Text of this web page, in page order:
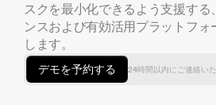
スクを最小化できるよう支援する
ンスおよび有効活用プラットフォ
します。
デモを予約する 24時間以内にご連絡い